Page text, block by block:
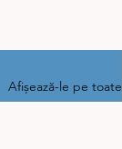
Afișează-le pe toate